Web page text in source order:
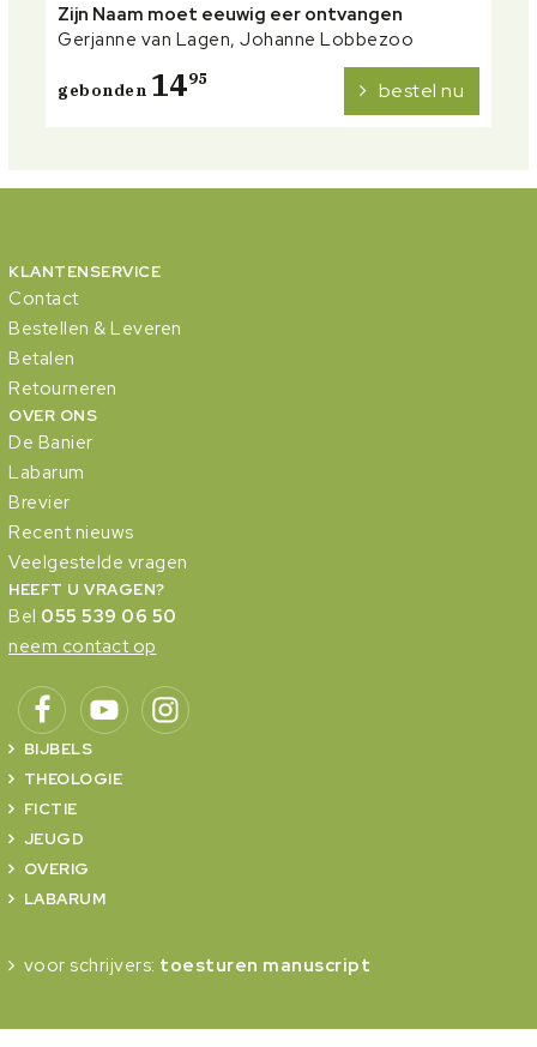
Zijn Naam moet eeuwig eer ontvangen
Gerjanne van Lagen, Johanne Lobbezoo
gebonden 1495 bestel nu
KLANTENSERVICE
Contact
Bestellen & Leveren
Betalen
Retourneren
OVER ONS
De Banier
Labarum
Brevier
Recent nieuws
Veelgestelde vragen
HEEFT U VRAGEN?
Bel 055 539 06 50
neem contact op
BIJBELS
THEOLOGIE
FICTIE
JEUGD
OVERIG
LABARUM
voor schrijvers: toesturen manuscript